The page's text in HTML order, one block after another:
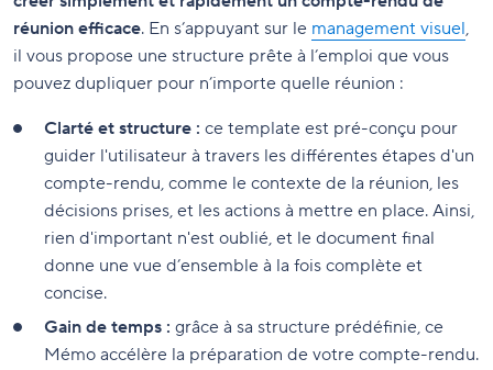
réunion efficace. En s’appuyant sur le management visuel,
il vous propose une structure prête à l’emploi que vous
pouvez dupliquer pour n’importe quelle réunion :
Clarté et structure : ce template est pré-conçu pour
guider l'utilisateur à travers les différentes étapes d'un
compte-rendu, comme le contexte de la réunion, les
décisions prises, et les actions à mettre en place. Ainsi,
rien d'important n'est oublié, et le document final
donne une vue d’ensemble à la fois complète et
concise.
Gain de temps : grâce à sa structure prédéfinie, ce
Mémo accélère la préparation de votre compte-rendu.